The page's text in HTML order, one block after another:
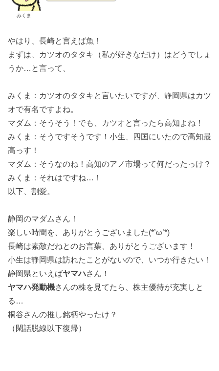
みくま
やはり、長崎と言えば魚！
まずは、カツオのタタキ（私が好きなだけ）はどうでしょ
うか…と言って、
みくま：カツオのタタキと言いたいですが、静岡県はカツ
オで有名ですよね。
マダム：そうそう！でも、カツオと言ったら高知よね！
みくま：そうですそうです！小生、四国にいたので高知最
高っす！
マダム：そうなのね！高知のアノ市場って何だったっけ？
みくま：それはですね…！
以下、割愛。
静岡のマダムさん！
楽しい時間を、ありがとうございました(*’ω’*)
長崎は素敵だねとのお言葉、ありがとうございます！
小生は静岡県は訪れたことがないので、いつか行きたい！
静岡県といえばヤマハさん！
ヤマハ発動機さんの株を見てたら、株主優待が充実しと
る…
桐谷さんの推し銘柄やったけ？
（閑話脱線以下復帰）